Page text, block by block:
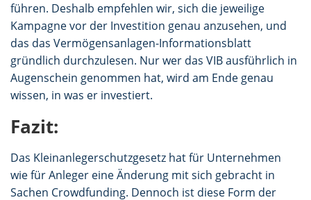
führen. Deshalb empfehlen wir, sich die jeweilige
Kampagne vor der Investition genau anzusehen, und
das das Vermögensanlagen-Informationsblatt
gründlich durchzulesen. Nur wer das VIB ausführlich in
Augenschein genommen hat, wird am Ende genau
wissen, in was er investiert.
Fazit:
Das Kleinanlegerschutzgesetz hat für Unternehmen
wie für Anleger eine Änderung mit sich gebracht in
Sachen Crowdfunding. Dennoch ist diese Form der